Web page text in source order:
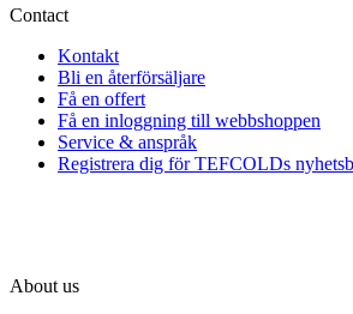
Contact
Kontakt
Bli en återförsäljare
Få en offert
Få en inloggning till webbshoppen
Service & anspråk
Registrera dig för TEFCOLDs
About us